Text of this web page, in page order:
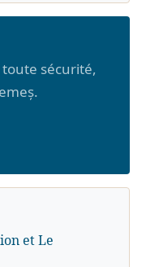
sécurité,
et Le